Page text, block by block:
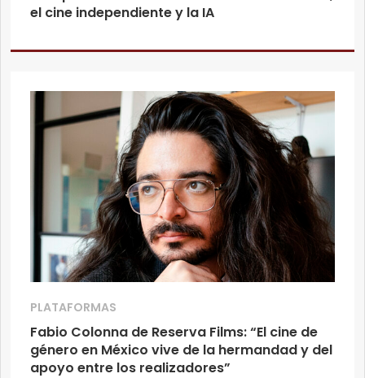
el cine independiente y la IA
PLATAFORMAS
Fabio Colonna de Reserva Films: “El cine de
género en México vive de la hermandad y del
apoyo entre los realizadores”